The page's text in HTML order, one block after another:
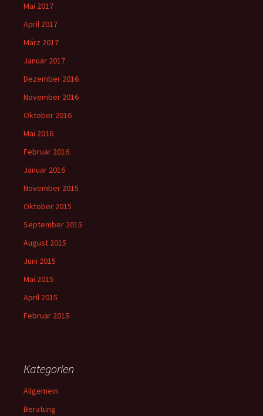
Mai 2017
April 2017
März 2017
Januar 2017
Dezember 2016
November 2016
Oktober 2016
Mai 2016
Februar 2016
Januar 2016
November 2015
Oktober 2015
September 2015
August 2015
Juni 2015
Mai 2015
April 2015
Februar 2015
Kategorien
Allgemein
Beratung